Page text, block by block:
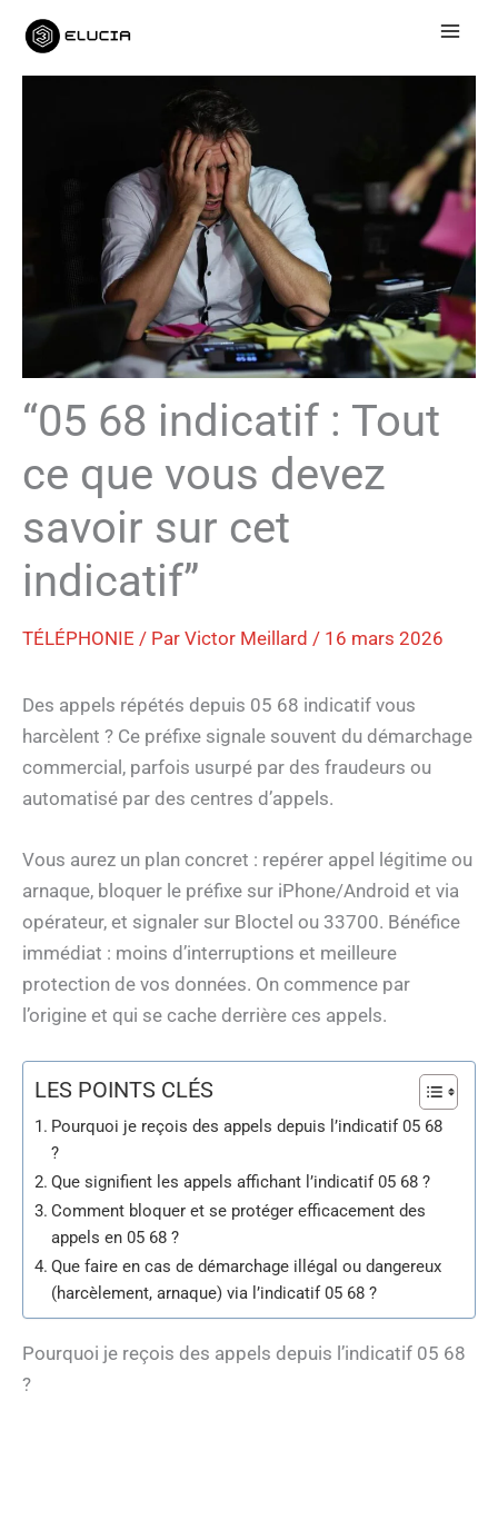
Aller
contenu
“05 68 indicatif : Tout
ce que vous devez
savoir sur cet
indicatif”
TÉLÉPHONIE / Par Victor Meillard / 16 mars 2026
Des appels répétés depuis 05 68 indicatif vous
harcèlent ? Ce préfixe signale souvent du démarchage
commercial, parfois usurpé par des fraudeurs ou
automatisé par des centres d’appels.
Vous aurez un plan concret : repérer appel légitime ou
arnaque, bloquer le préfixe sur iPhone/Android et via
opérateur, et signaler sur Bloctel ou 33700. Bénéfice
immédiat : moins d’interruptions et meilleure
protection de vos données. On commence par
l’origine et qui se cache derrière ces appels.
LES POINTS CLÉS
Pourquoi je reçois des appels depuis l’indicatif 05 68
?
Que signifient les appels affichant l’indicatif 05 68 ?
Comment bloquer et se protéger efficacement des
appels en 05 68 ?
Que faire en cas de démarchage illégal ou dangereux
(harcèlement, arnaque) via l’indicatif 05 68 ?
Pourquoi je reçois des appels depuis l’indicatif 05 68
?